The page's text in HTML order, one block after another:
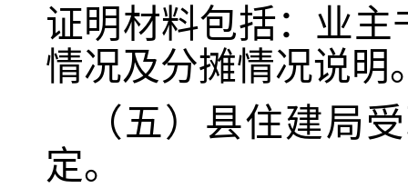
证明材料包括：业
情况及分摊情况说明
（五）县住建局
定。